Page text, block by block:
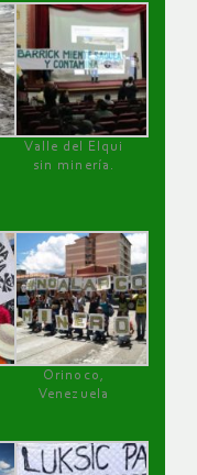
Valle del Elqui
sin minería.
Orinoco,
Venezuela